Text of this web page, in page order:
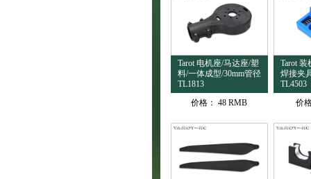
Tarot 电机座/马达座/塑
料/一体成型/30mm管径
TL1813
价格： 48 RMB
Tarot
焊接夹
TL4503
价